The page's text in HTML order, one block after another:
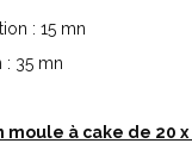
: 15 mn
: 35 mn
moule à cake de 20 x